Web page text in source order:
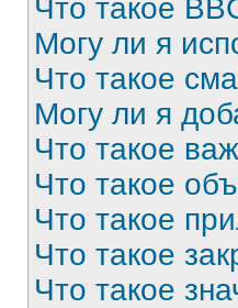
Что такое
Могу ли я
Что такое
Могу ли я
Что такое
Что такое
Что такое
Что такое
Что такое